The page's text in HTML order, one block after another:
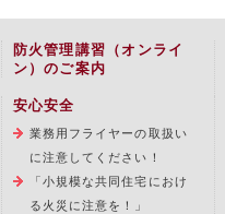
防火管理講習（オンライ
ン）のご案内
安心安全
業務用フライヤーの取扱い
に注意してください！
「小規模な共同住宅におけ
る火災に注意を！」